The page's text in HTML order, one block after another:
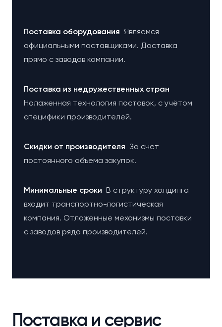
Поставка оборудования Являемся
официальными поставщиками. Доставка
прямо с заводов компании.
Поставка из недружественных стран
Налаженная технология поставок, с учётом
специфики производителей.
Cкидки от производителя За счет
постоянного объема закупок.
Минимальные сроки В структуру холдинга
входит транспортно-логистическая
компания. Отлаженные механизмы поставки
с заводов ряда производителей.
Поставка и сервис